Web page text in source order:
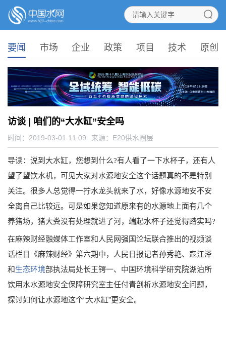
要闻 市场 企业 政策 项目 技术 原创
访谈 | 咱们的“大水缸”安全吗
时间：2019-03-01 11:09 来源： E20供水圈层
导读： 说到大水缸，您想到什么?有人看了一下水杯子，还有人
望了望饮水机，可见大家对水源地安全这个话题真的不是特别
关注。很多人总觉得一拧水龙头就来了水，好像水源地安不安
全离自己比较远。可是如果您知道原来有的水源地上面有几个
养猪场，猪大粪没有处理就进了河，端起水杯子还觉得踏实吗?
在麻辣财经融媒体工作室和人民网强国论坛联合推出的视频谈
话栏目《麻辣财经》第六期中，人民日报记者孙秀艳、寇江泽
和生态环境部执法局处长王锷一、中国环境科学研究院湖泊所
饮用水水源地安全保障研究室主任付青剖析水源地安全问题，
探讨如何让水源地这个“大水缸”更安全。